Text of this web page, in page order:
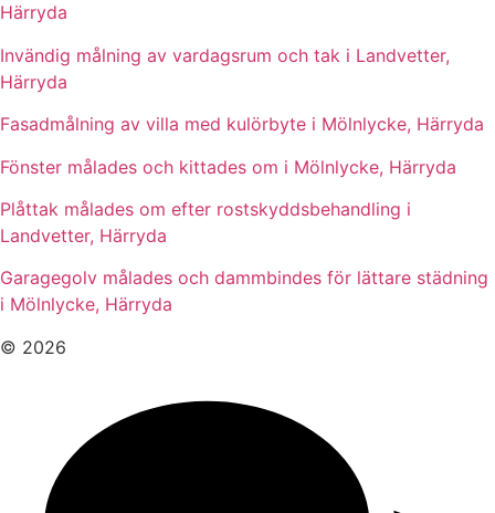
Härryda
Invändig målning av vardagsrum och tak i Landvetter,
Härryda
Fasadmålning av villa med kulörbyte i Mölnlycke, Härryda
Fönster målades och kittades om i Mölnlycke, Härryda
Plåttak målades om efter rostskyddsbehandling i
Landvetter, Härryda
Garagegolv målades och dammbindes för lättare städning
i Mölnlycke, Härryda
© 2026